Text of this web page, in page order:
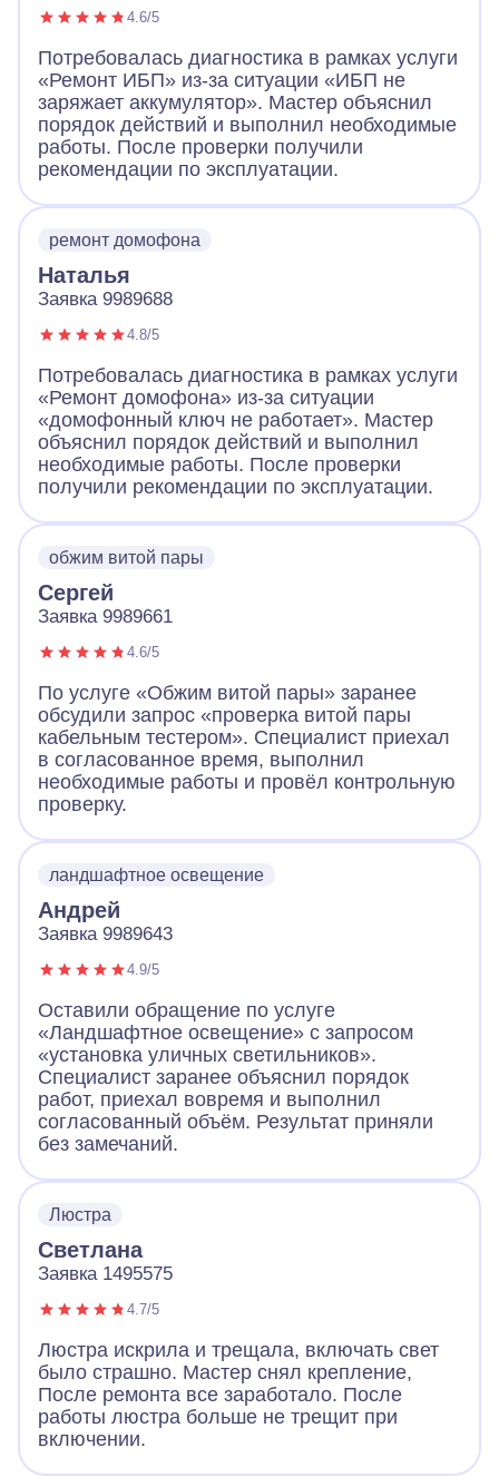
4.6/5
Потребовалась диагностика в рамках услуги
«Ремонт ИБП» из-за ситуации «ИБП не
заряжает аккумулятор». Мастер объяснил
порядок действий и выполнил необходимые
работы. После проверки получили
рекомендации по эксплуатации.
ремонт домофона
Наталья
Заявка 9989688
4.8/5
Потребовалась диагностика в рамках услуги
«Ремонт домофона» из-за ситуации
«домофонный ключ не работает». Мастер
объяснил порядок действий и выполнил
необходимые работы. После проверки
получили рекомендации по эксплуатации.
обжим витой пары
Сергей
Заявка 9989661
4.6/5
По услуге «Обжим витой пары» заранее
обсудили запрос «проверка витой пары
кабельным тестером». Специалист приехал
в согласованное время, выполнил
необходимые работы и провёл контрольную
проверку.
ландшафтное освещение
Андрей
Заявка 9989643
4.9/5
Оставили обращение по услуге
«Ландшафтное освещение» с запросом
«установка уличных светильников».
Специалист заранее объяснил порядок
работ, приехал вовремя и выполнил
согласованный объём. Результат приняли
без замечаний.
Люстра
Светлана
Заявка 1495575
4.7/5
Люстра искрила и трещала, включать свет
было страшно. Мастер снял крепление,
После ремонта все заработало. После
работы люстра больше не трещит при
включении.